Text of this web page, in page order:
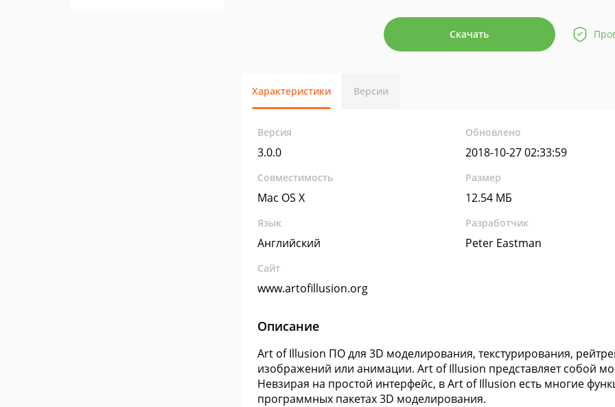
Скачать
Характеристики Версии
Версия
3.0.0
Обновлено
2018-10-27 02:33:59
Совместимость
Mac OS X
Размер
12.54 МБ
Язык
Английский
Разработчик
Peter Eastman
Сайт
www.artofillusion.org
Описание
Art of Illusion ПО для 3D моделирования, текстурирования,
изображений или анимации. Art of Illusion представляет собой
Невзирая на простой интерфейс, в Art of Illusion есть многие
программных пакетах 3D моделирования.